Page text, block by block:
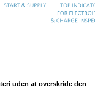
uden at overskride den